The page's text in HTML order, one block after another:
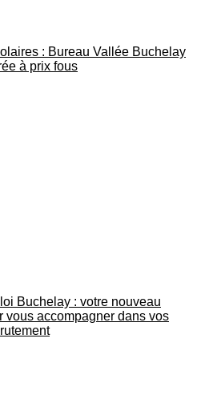
: Bureau Vallée Buchelay
à prix fous
Buchelay : votre nouveau
vous accompagner dans vos